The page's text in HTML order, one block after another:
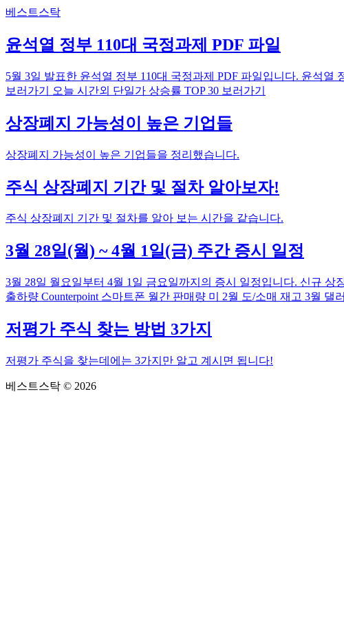
베스트스탁
윤석열 정부 110대 국정과제 PDF 파일
5월 3일 발표한 윤석열 정부 110대 국정과제 PDF 파일입니다. 윤석열
보러가기 오늘 시간외 단일가 상승률 TOP 30 보러가기
상장폐지 가능성이 높은 기업들
상장폐지 가능성이 높은 기업들을 정리했습니다.
주식 상장폐지 기간 및 절차 알아보자!
주식 상장폐지 기간 및 절차를 알아 보는 시간을 같습니다.
3월 28일(월) ~ 4월 1일(금) 주간 증시 일정
3월 28일 월요일부터 4월 1일 금요일까지의 증시 일정입니다. 신규 상
출하량 Counterpoint 스마트폰 월간 판매량 미 2월 도/소매 재고 3월
저평가 주식 찾는 방법 3가지
저평가 주식을 찾는데에는 3가지만 알고 계시면 됩니다!
베스트스탁 © 2026